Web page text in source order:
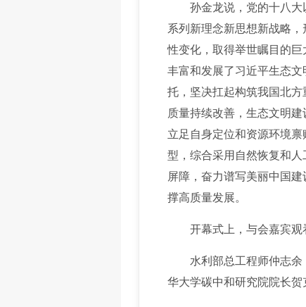
孙金龙说，党的十八大以
系列新理念新思想新战略
性变化，取得举世瞩目的
丰富和发展了习近平生态
托，坚决扛起构筑我国北
质量持续改善，生态文明
立足自身定位和资源环境
型，综合采用自然恢复和
屏障，奋力谱写美丽中国
撑高质量发展。
开幕式上，与会嘉宾观看
水利部总工程师仲志余，
华大学碳中和研究院院长贺